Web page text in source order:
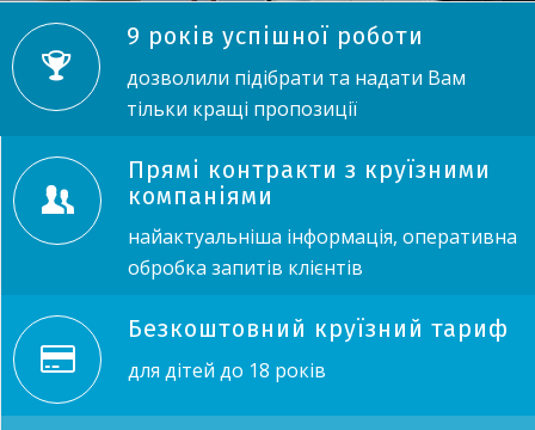
9 років успішної роботи
дозволили підібрати та надати Вам
тільки кращі пропозиції
Прямі контракти з круїзними
компаніями
найактуальніша інформація, оперативна
обробка запитів клієнтів
Безкоштовний круїзний тариф
для дітей до 18 років